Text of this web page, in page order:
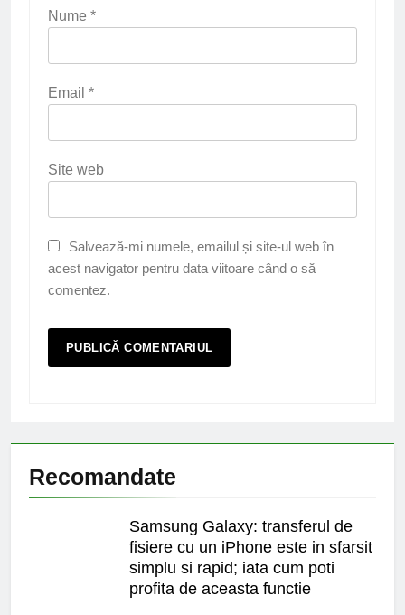
Nume *
Email *
Site web
Salvează-mi numele, emailul și site-ul web în
acest navigator pentru data viitoare când o să
comentez.
Recomandate
Samsung Galaxy: transferul de
fisiere cu un iPhone este in sfarsit
simplu si rapid; iata cum poti
profita de aceasta functie